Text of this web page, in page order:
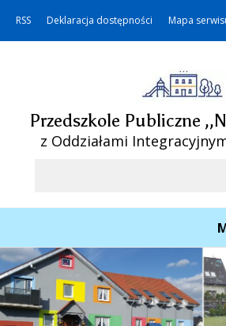
RSS Deklaracja dostępności Mapa
Przedszkole Publiczne
z Oddziałami